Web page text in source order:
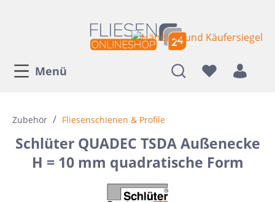
Menü
Zubehör / Fliesenschienen & Profile
Schlüter QUADEC TSDA Außenecke
H = 10 mm quadratische Form